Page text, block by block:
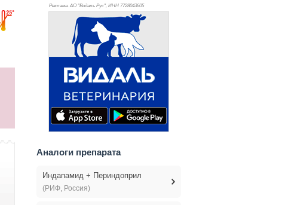
Реклама. АО "Видаль Рус", ИНН 7728043605
Аналоги препарата
Индапамид + Периндоприл
(РИФ, Россия)